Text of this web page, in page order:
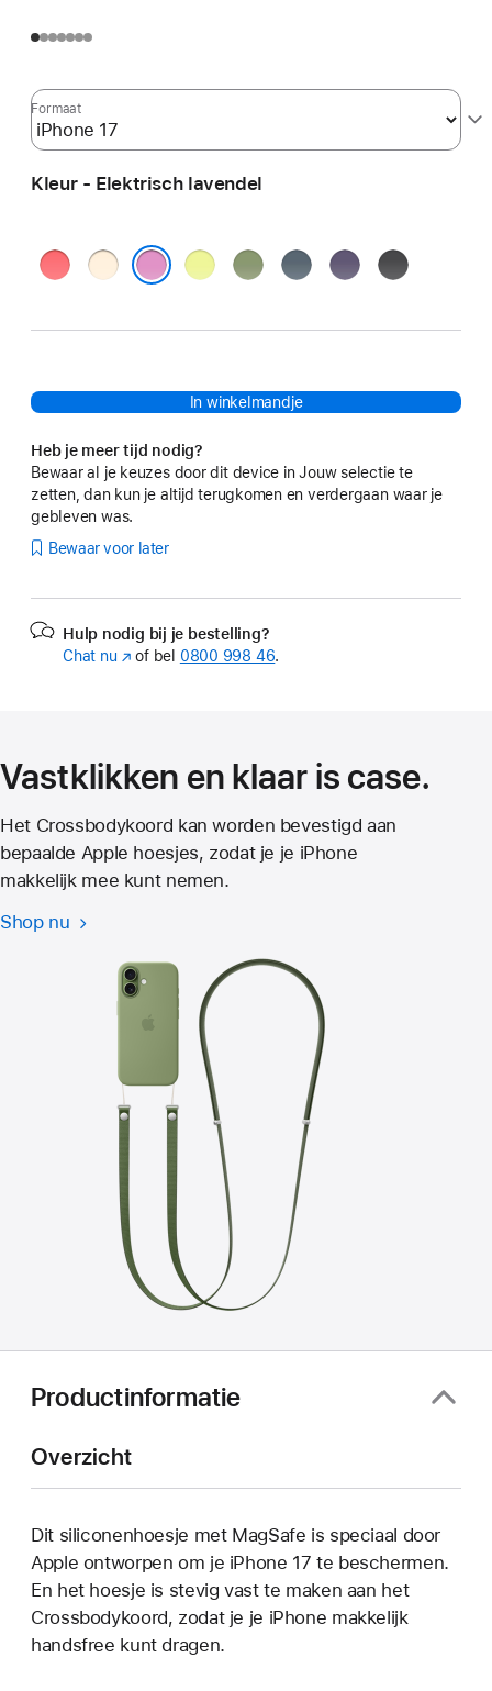
Formaat
Kleur - Elektrisch lavendel
Guaveroze
Vanille Neongeel
Licht
Ankerblauw
Zachtpaars
Zwart
In winkelmandje
Heb je meer tijd nodig?
Bewaar al je keuzes door dit device in Jouw selectie te
zetten, dan kun je altijd terugkomen en verdergaan waar je
gebleven was.
Bewaar voor later
Hulp nodig bij je bestelling?
Chat nu (Wordt
of bel 0800 998 46.
Vastklikken en klaar is case.
Het Crossbodykoord kan worden bevestigd aan
bepaalde Apple hoesjes, zodat je je iPhone
makkelijk mee kunt nemen.
Shop nu Crossbodykoord
iPhone 17
Productinformatie
Overzicht
Dit siliconen­hoesje met MagSafe is speciaal door
Apple ontworpen om je iPhone 17 te beschermen.
En het hoesje is stevig vast te maken aan het
Crossbody­koord, zodat je je iPhone makkelijk
handsfree kunt dragen.